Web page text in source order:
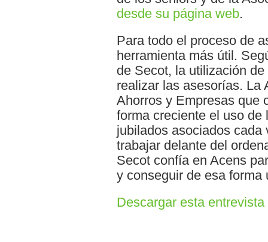
desde su página web.
Para todo el proceso de
herramienta más útil.
de Secot, la utilización
realizar las asesorías. La
Ahorros y Empresas que
forma creciente el uso
jubilados asociados
trabajar delante del
Secot confía en Acens
y conseguir de esa forma
Descargar esta